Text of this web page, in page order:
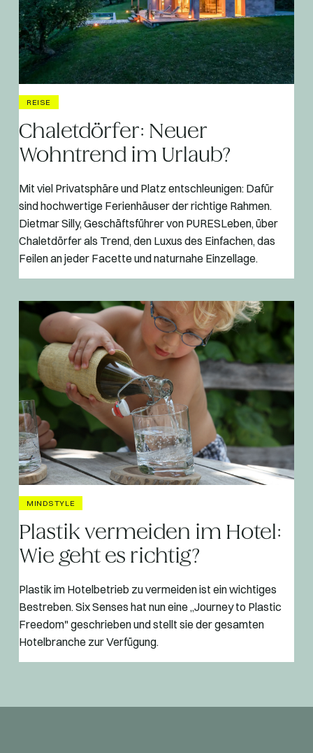
REISE
Chaletdörfer: Neuer
Wohntrend im Urlaub?
Mit viel Privatsphäre und Platz entschleunigen: Dafür
sind hochwertige Ferienhäuser der richtige Rahmen.
Dietmar Silly, Geschäftsführer von PURESLeben, über
Chaletdörfer als Trend, den Luxus des Einfachen, das
Feilen an jeder Facette und naturnahe Einzellage.
MINDSTYLE
Plastik vermeiden im Hotel:
Wie geht es richtig?
Plastik im Hotelbetrieb zu vermeiden ist ein wichtiges
Bestreben. Six Senses hat nun eine „Journey to Plastic
Freedom" geschrieben und stellt sie der gesamten
Hotelbranche zur Verfügung.